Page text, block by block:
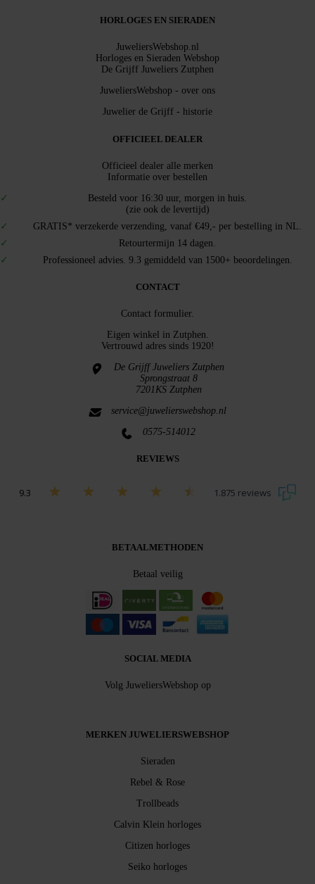
HORLOGES EN SIERADEN
JuweliersWebshop.nl
Horloges en Sieraden Webshop
De Grijff Juweliers Zutphen
JuweliersWebshop - over ons
Juwelier de Grijff - historie
OFFICIEEL DEALER
Officieel dealer alle merken
Informatie over bestellen
Besteld voor 16:30 uur, morgen in huis.
(zie ook de levertijd)
GRATIS* verzekerde verzending, vanaf €49,- per bestelling in NL.
Retourtermijn 14 dagen.
Professioneel advies. 9.3 gemiddeld van 1500+ beoordelingen.
CONTACT
Contact formulier.
Eigen winkel in Zutphen.
Vertrouwd adres sinds 1920!
De Grijff Juweliers Zutphen
Sprongstraat 8
7201KS Zutphen
service@juwelierswebshop.nl
0575-514012
REVIEWS
9.3 1.875 reviews
BETAALMETHODEN
Betaal veilig
SOCIAL MEDIA
Volg JuweliersWebshop op
MERKEN JUWELIERSWEBSHOP
Sieraden
Rebel & Rose
Trollbeads
Calvin Klein horloges
Citizen horloges
Seiko horloges